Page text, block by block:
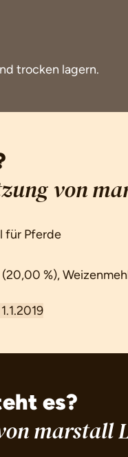
trocken lagern.
von
für Pferde
%),
es?
marstall